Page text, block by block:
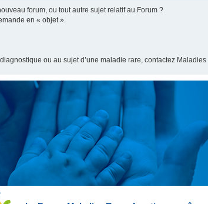
forum, ou tout autre sujet relatif au Forum ?
en « objet ».
ou au sujet d’une maladie rare, contactez